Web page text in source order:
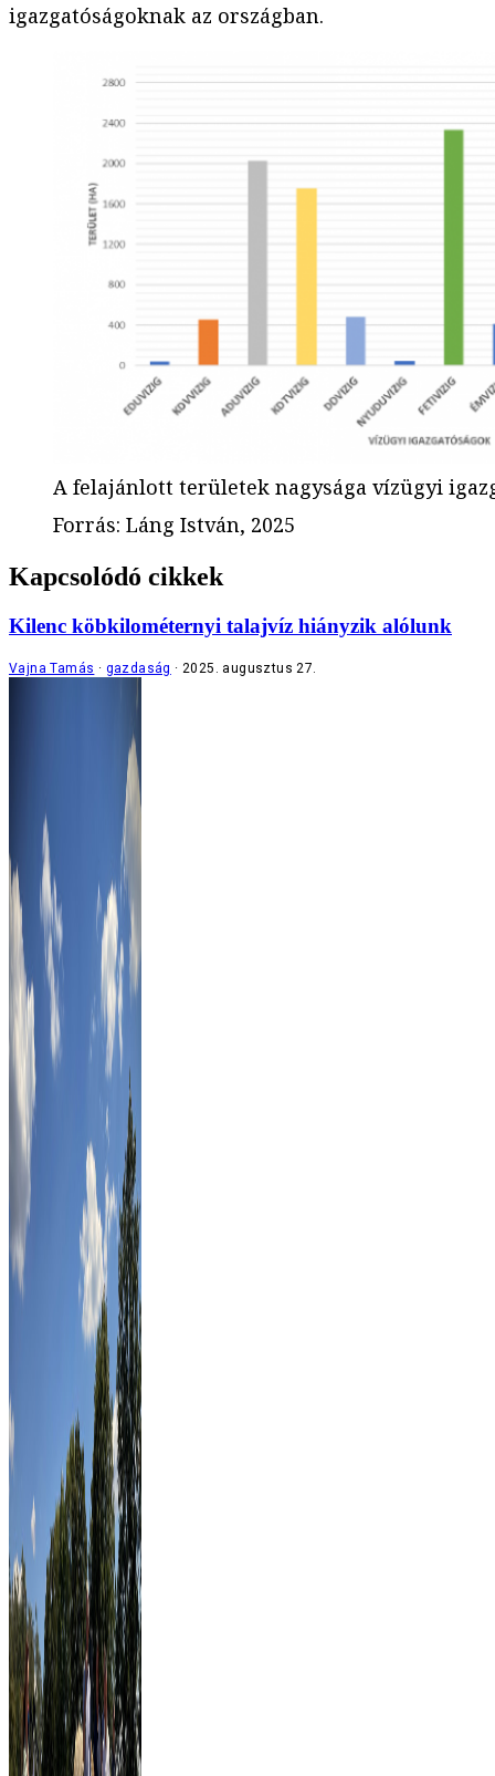
igazgatóságoknak az országban.
A felajánlott területek nagysága vízügyi
Forrás: Láng István, 2025
Kapcsolódó cikkek
Kilenc köbkilométernyi talajvíz hiányzik alólunk
Vajna Tamás gazdaság 2025. augusztus 27.